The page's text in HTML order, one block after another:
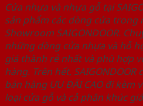
Cửa nhựa và nhựa gỗ tại
sản phẩm các dòng cửa trong
Showroom SAIGONDOOR.
những dòng cửa nhựa và hỗ
giá thành rẻ nhất và phù hợp
hàng. Trên hết,
bán hàng ƯU ĐÃI CAO đi kèm
loại cửa gỗ và cả phân khúc